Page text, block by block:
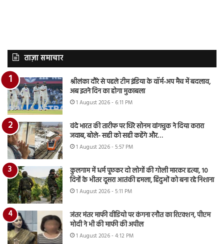
ताज़ा समाचार
श्रीलंका दौरे से पहले टीम इंडिया के वॉर्म-अप मैच में बदलाव,
अब इतने दिन का होगा मुकाबला
1 August 2026 - 6:11 PM
वंदे भारत की तारीफ पर घिरे सोनम वांगचुक ने दिया करारा
जवाब, बोले- सही को सही कहेंगे और…
1 August 2026 - 5:57 PM
कुलगाम में धर्म पूछकर दो लोगों की गोली मारकर हत्या, 10
दिनों के भीतर दूसरा आतंकी हमला, हिंदुओं को बना रहे निशाना
1 August 2026 - 5:11 PM
जंतर मंतर माफी वीडियो पर कंगना रनौत का रिएक्शन, पीएम
मोदी ने भी की माफी की अपील
1 August 2026 - 4:12 PM